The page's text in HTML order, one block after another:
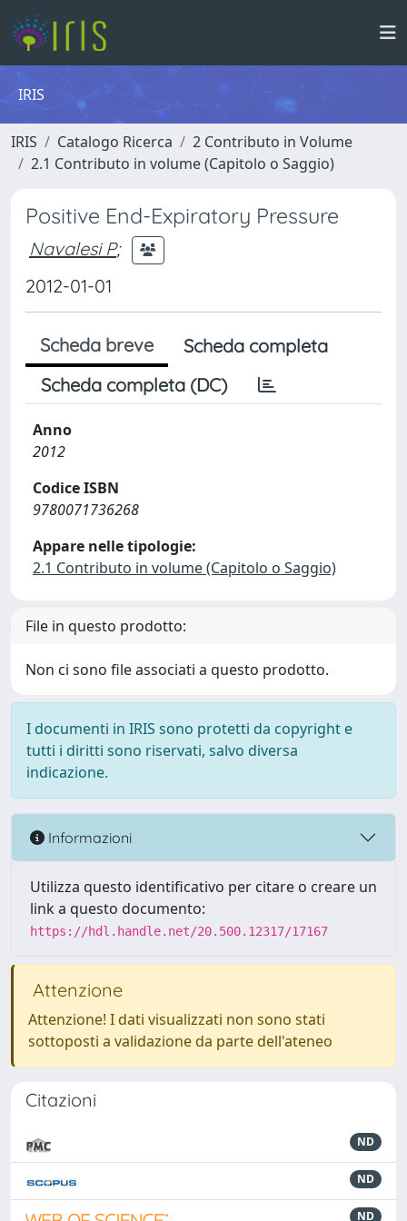
IRIS
IRIS Catalogo Ricerca
2 Contributo in Volume
2.1 Contributo in volume (Capitolo o Saggio)
Positive End-Expiratory Pressure
Navalesi P;
2012-01-01
Scheda breve
Scheda completa
Scheda completa (DC)
Anno
2012
Codice ISBN
9780071736268
Appare nelle tipologie:
2.1 Contributo in volume (Capitolo o Saggio)
File in questo prodotto:
Non ci sono file associati a questo prodotto.
I documenti in IRIS sono protetti da copyright e
tutti i diritti sono riservati, salvo diversa
indicazione.
Informazioni
Utilizza questo identificativo per citare o creare un
link a questo documento:
https://hdl.handle.net/20.500.12317/17167
Attenzione
Attenzione! I dati visualizzati non sono stati
sottoposti a validazione da parte dell'ateneo
Citazioni
ND
ND
ND